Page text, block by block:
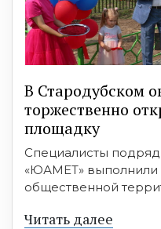
В Стародубском
торжественно
площадку
Специалисты
«ЮАМЕТ» выполнили
общественной
Читать далее